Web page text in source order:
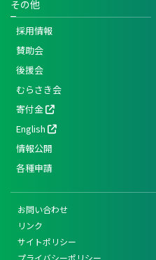
その他
採用情報
賛助会
後援会
むらさき会
寄付金
English
情報公開
各種申請
お問い合わせ
リンク
サイトポリシー
プライバシーポリシー